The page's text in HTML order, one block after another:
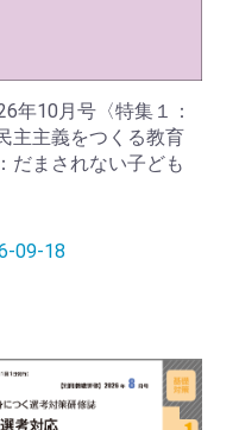
年10月号〈特集１：
主主義をつくる教育
だまされない子ども
09-18